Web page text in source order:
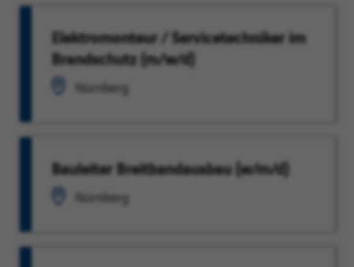
Elektromonteur / Servicetechniker im
Brandschutz (m/w/d)
Nürnberg
Bauleiter Breitbandausbau (w/m/d)
Nürnberg